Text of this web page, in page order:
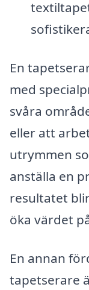
En
med
svåra
eller att
utrymmen
anställa en
resultatet
öka värdet
En annan
tapetserare